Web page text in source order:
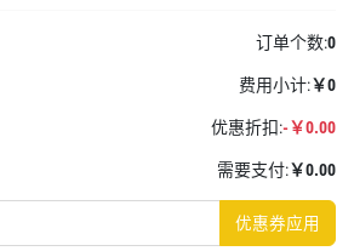
订单个数:0
费用小计:￥0
优惠折扣:-￥0.00
需要支付:￥0.00
优惠券应用